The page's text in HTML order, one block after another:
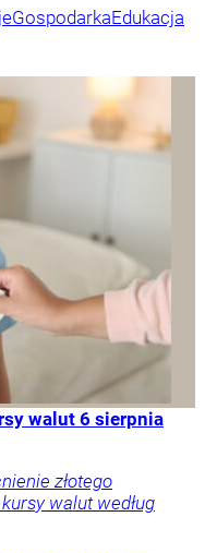
GospodarkaEdukacja
walut 6 sierpnia
złotego
walut według